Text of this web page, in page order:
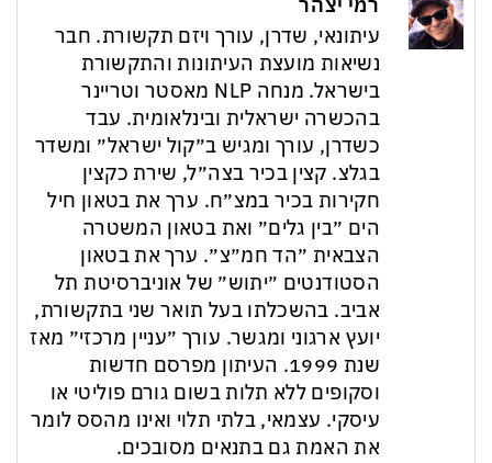
רמי יצהר
עיתונאי, שדרן, עורך ויזם תקשורת. חבר
נשיאות מועצת העיתונות והתקשורת
בישראל. מנחה NLP מאסטר וטריינר
בהכשרה ישראלית ובינלאומית. עבד
כשדרן, עורך ומגיש ב״קול ישראל״ ומשדר
בגלצ. קצין בכיר בצה״ל, שירת כקצין
חקירות בכיר במצ״ח. ערך את בטאון חיל
הים ״בין גלים״ ואת בטאון המשטרה
הצבאית ״הד חמ״צ״. ערך את בטאון
הסטודנטים ״יתוש״ של אוניברסיטת תל
אביב. בהשכלתו בעל תואר שני בתקשורת,
יועץ ארגוני ומגשר. עורך ״עניין מרכזי״ מאז
שנת 1999. העיתון מפרסם חדשות
וסקופים ללא תלות בשום גורם פוליטי או
עיסקי. עצמאי, בלתי תלוי ואינו מהסס לומר
את האמת גם בתנאים מסובכים.